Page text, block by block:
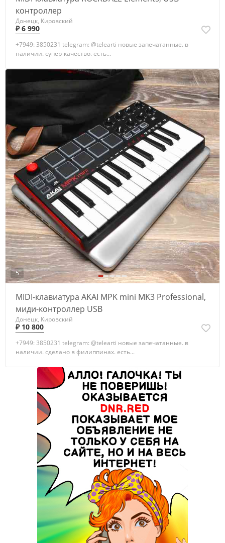
контроллер
Донецк, Кировский
₽ 6 990
+7949: 3850231 telegram: @telearti новые запечатанные. в
наличии. супер-качество. есть...
5
MIDI-клавиатура AKAI MPK mini MK3 Professional,
миди-контроллер USB
Донецк, Кировский
₽ 10 800
+7949: 3850231 telegram: @telearti новые запечатанные. в
наличии. сделано в филиппинах. есть...